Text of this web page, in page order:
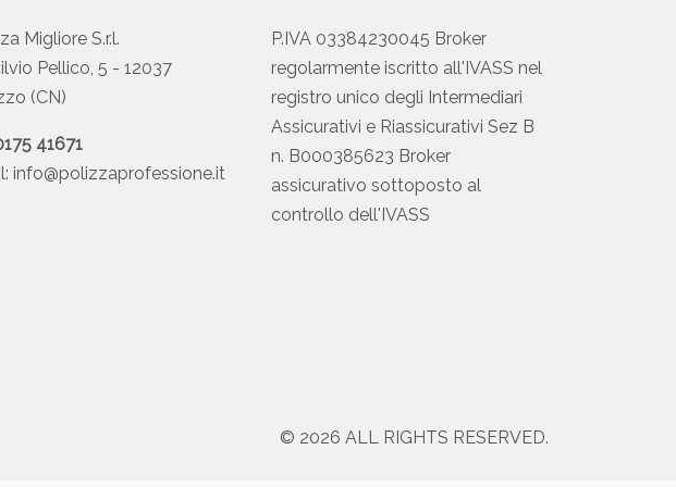
Migliore S.r.l.
Pellico, 5 - 12037
(CN)
41671
info@polizzaprofessione.it
P.IVA 03384230045 Broker
regolarmente iscritto all'IVASS nel
registro unico degli Intermediari
Assicurativi e Riassicurativi Sez B
n. B000385623 Broker
assicurativo sottoposto al
controllo dell'IVASS
© 2026 ALL RIGHTS RESERVED.